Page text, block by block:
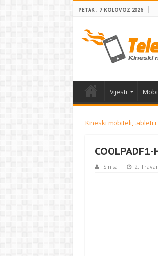
PETAK , 7 KOLOVOZ 2026
Vijesti
Kineski mobiteli, tableti i
Sinisa 2.